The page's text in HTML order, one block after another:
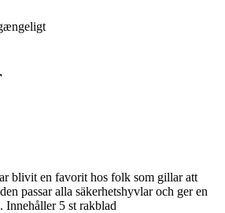
blivit en favorit hos folk som gillar att
passar alla säkerhetshyvlar och ger en
Innehåller 5 st rakblad